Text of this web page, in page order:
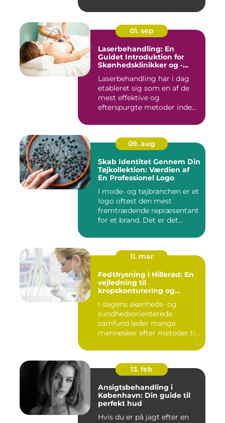
01. sep
Laserbehandling: En
Guidet Introduktion for
Skønhedsklinikker og -
Laserbehandling har i dag
etableret sig som en af de
mest effektive og
efterspurgte metoder inden
09. aug
Skab Identitet Gennem Din
Tøjkollektion: Værdien af
En Professionel Logo
I mode- og tøjbranchen er et
logo oftest den mest
fremtrædende repræsentant
for et brand. Det er det...
11. mar
Fedtfrysning i Hillerød: En
vejledning til
kropskonturering og
I dagens skønheds- og
sundhedsorienterede
samfund leder mange
mennesker efter metoder til
13. feb
Ansigtsbehandling i
København: Din guide til
perfekt hud
Hvis du er på jagt efter en